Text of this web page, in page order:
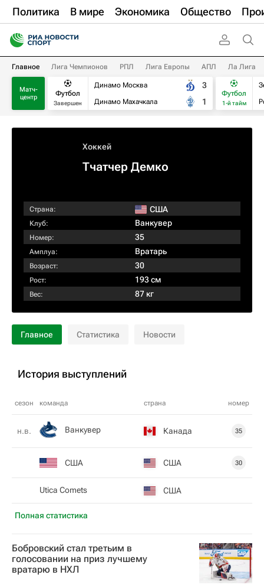
Политика В мире Экономика Общество
Главное Лига Чемпионов РПЛ Лига Европы АПЛ Ла Лига
Матч-
центр
Футбол
Завершен
Динамо Москва
Динамо Махачкала
3
1
Футбол
1-й тайм
Хоккей
Тчатчер Демко
Страна: США
Клуб: Ванкувер
Номер: 35
Амплуа: Вратарь
Возраст: 30
Рост: 193 см
Вес: 87 кг
Главное Статистика Новости
История выступлений
сезон команда страна номер
Полная статистика
н.в. Ванкувер Канада 35
США США 30
Utica Comets США
Бобровский стал третьим в
голосовании на приз лучшему
вратарю в НХЛ